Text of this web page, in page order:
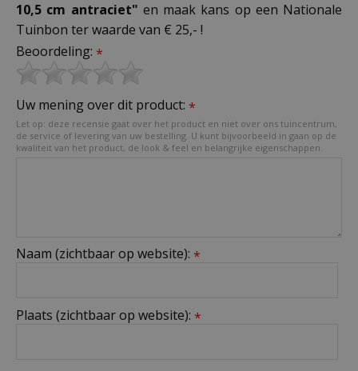
10,5 cm antraciet" en maak kans op een Nationale
Tuinbon ter waarde van € 25,- !
Beoordeling: *
Uw mening over dit product: *
Let op: deze recensie gaat over het product en niet over ons tuincentrum,
de service of levering van uw bestelling. U kunt bijvoorbeeld in gaan op de
kwaliteit van het product, de look & feel en belangrijke eigenschappen.
Naam (zichtbaar op website): *
Plaats (zichtbaar op website): *